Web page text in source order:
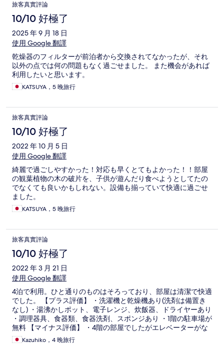
旅客真實評論
10/10 好極了
2025 年 9 月 18 日
使用 Google 翻譯
乾燥器のフィルターが前泊者から交換されてなかったが、それ
以外の点では何の問題もなく過ごせました。 また機会があれば
利用したいと思います。
KATSUYA，5 晚旅行
旅客真實評論
10/10 好極了
2022 年 10 月 5 日
使用 Google 翻譯
綺麗で過ごしやすかった！対応も早くとてもよかった！！部屋
の観葉植物の木の破片を、子供が遊んだり食べようとしてたの
でなくても良いかもしれない。設備も揃っていて快適に過ごせ
ました。
KATSUYA，5 晚旅行
旅客真實評論
10/10 好極了
2022 年 3 月 21 日
使用 Google 翻譯
4泊で利用。ひと通りのものはそろっており、部屋は清潔で快適
でした。 【プラス評価】 ・洗濯機と乾燥機あり(洗剤は備置き
なし) ・湯沸かしポット、電子レンジ、炊飯器、ドライヤーあり
・調理器具、食器類、食器洗剤、スポンジあり ・1階の駐車場が
無料 【マイナス評価】 ・4階の部屋でしたがエレベーターがな
いので重い荷物があると大変かも。 ・テレビがものすごく小さ
い
Kazuhiko，4 晚旅行